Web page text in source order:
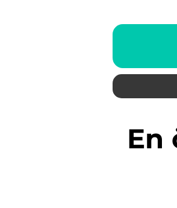
En översikt av polis leksaker: